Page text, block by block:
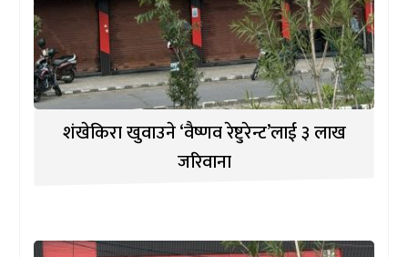
शंखेकिरा खुवाउने ‘वैष्णव रेष्टुरेन्ट’लाई ३ लाख
जरिवाना